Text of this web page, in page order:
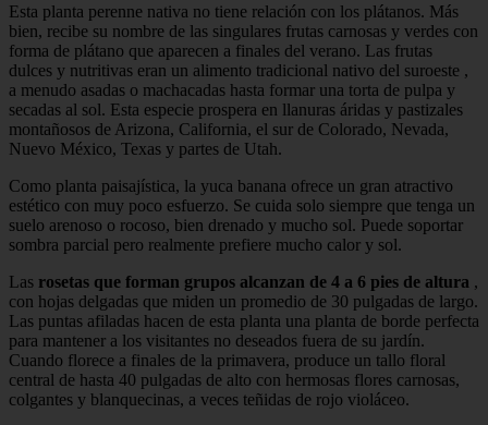
Esta planta perenne nativa no tiene relación con los plátanos. Más
bien, recibe su nombre de las singulares frutas carnosas y verdes con
forma de plátano que aparecen a finales del verano. Las frutas
dulces y nutritivas eran un alimento tradicional nativo del suroeste ,
a menudo asadas o machacadas hasta formar una torta de pulpa y
secadas al sol. Esta especie prospera en llanuras áridas y pastizales
montañosos de Arizona, California, el sur de Colorado, Nevada,
Nuevo México, Texas y partes de Utah.
Como planta paisajística, la yuca banana ofrece un gran atractivo
estético con muy poco esfuerzo. Se cuida solo siempre que tenga un
suelo arenoso o rocoso, bien drenado y mucho sol. Puede soportar
sombra parcial pero realmente prefiere mucho calor y sol.
Las rosetas que forman grupos alcanzan de 4 a 6 pies de altura ,
con hojas delgadas que miden un promedio de 30 pulgadas de largo.
Las puntas afiladas hacen de esta planta una planta de borde perfecta
para mantener a los visitantes no deseados fuera de su jardín.
Cuando florece a finales de la primavera, produce un tallo floral
central de hasta 40 pulgadas de alto con hermosas flores carnosas,
colgantes y blanquecinas, a veces teñidas de rojo violáceo.